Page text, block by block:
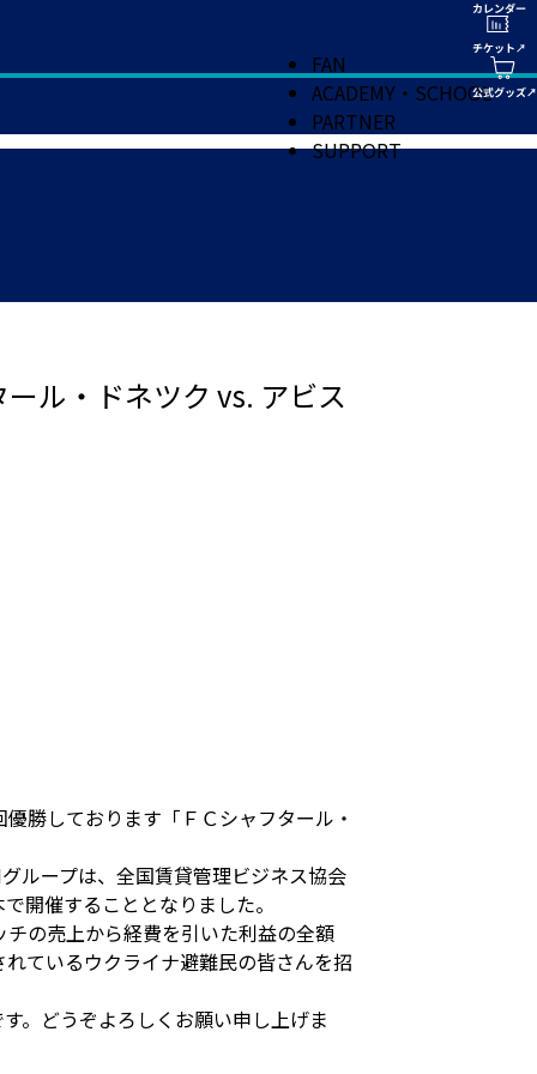
FAN
ACADEMY・SCHOOL
PARTNER
SUPPORT
ル・ドネツク vs. アビス
勝しております「ＦＣシャフタール・
ループは、全国賃貸管理ビジネス協会
開催することとなりました。
の売上から経費を引いた利益の全額
ているウクライナ避難民の皆さんを招
。どうぞよろしくお願い申し上げま